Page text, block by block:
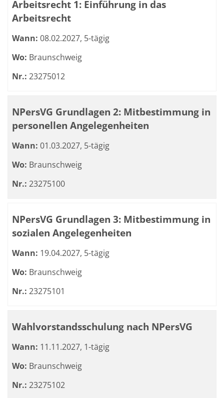
Arbeitsrecht 1: Einführung in das
Arbeitsrecht
Wann: 08.02.2027, 5-tägig
Wo: Braunschweig
Nr.: 23275012
NPersVG Grundlagen 2: Mitbestimmung in
personellen Angelegenheiten
Wann: 01.03.2027, 5-tägig
Wo: Braunschweig
Nr.: 23275100
NPersVG Grundlagen 3: Mitbestimmung in
sozialen Angelegenheiten
Wann: 19.04.2027, 5-tägig
Wo: Braunschweig
Nr.: 23275101
Wahlvorstandsschulung nach NPersVG
Wann: 11.11.2027, 1-tägig
Wo: Braunschweig
Nr.: 23275102